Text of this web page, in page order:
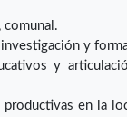
comunal.
y
y
en la